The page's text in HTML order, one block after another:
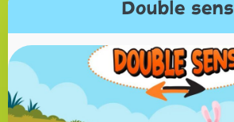
Double sens